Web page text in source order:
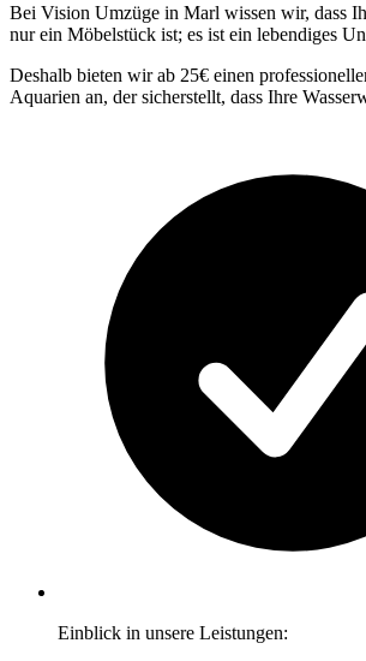
Bei Vision Umzüge in Marl wissen wir, dass
nur ein Möbelstück ist; es ist ein lebendiges
Deshalb bieten wir ab 25€ einen
Aquarien an, der sicherstellt, dass Ihre
Einblick in unsere Leistungen: